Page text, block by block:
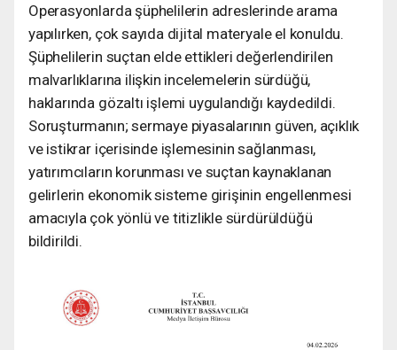
Operasyonlarda şüphelilerin adreslerinde arama
yapılırken, çok sayıda dijital materyale el konuldu.
Şüphelilerin suçtan elde ettikleri değerlendirilen
malvarlıklarına ilişkin incelemelerin sürdüğü,
haklarında gözaltı işlemi uygulandığı kaydedildi.
Soruşturmanın; sermaye piyasalarının güven, açıklık
ve istikrar içerisinde işlemesinin sağlanması,
yatırımcıların korunması ve suçtan kaynaklanan
gelirlerin ekonomik sisteme girişinin engellenmesi
amacıyla çok yönlü ve titizlikle sürdürüldüğü
bildirildi.